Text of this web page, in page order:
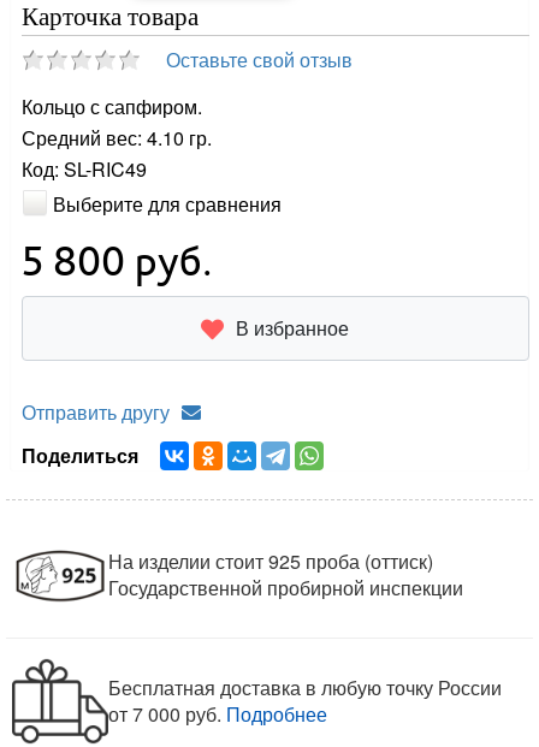
Карточка товара
Оставьте свой отзыв
Кольцо с сапфиром.
Средний вес: 4.10 гр.
Код: SL-RIC49
Выберите для сравнения
5 800 руб.
В избранное
Отправить другу
Поделиться
На изделии стоит 925 проба (оттиск)
Государственной пробирной инспекции
Бесплатная доставка в любую точку России
от 7 000 руб. Подробнее